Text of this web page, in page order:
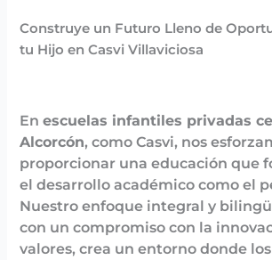
Construye un Futuro Lleno de
tu Hijo en Casvi Villaviciosa
Enescuelas infantiles privadas
Alcorcón, como Casvi, nos
proporcionar una educación que
el desarrollo académico como el
Nuestro enfoque integral y
con un compromiso con la
valores, crea un entorno donde